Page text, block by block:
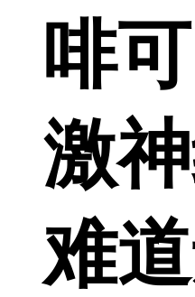
啡
激
难